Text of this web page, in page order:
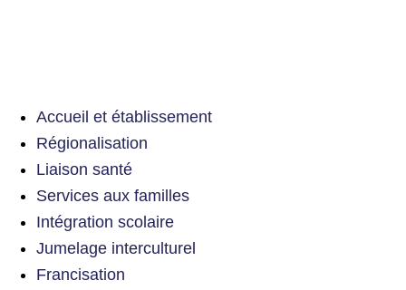
Accueil et établissement
Régionalisation
Liaison santé
Services aux familles
Intégration scolaire
Jumelage interculturel
Francisation